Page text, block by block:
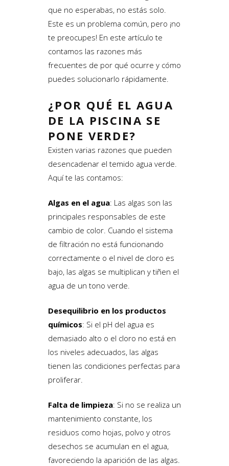
que no esperabas, no estás solo.
Este es un problema común, pero ¡no
te preocupes! En este artículo te
contamos las razones más
frecuentes de por qué ocurre y cómo
puedes solucionarlo rápidamente.
¿POR QUÉ EL AGUA
DE LA PISCINA SE
PONE VERDE?
Existen varias razones que pueden
desencadenar el temido agua verde.
Aquí te las contamos:
Algas en el agua: Las algas son las
principales responsables de este
cambio de color. Cuando el sistema
de filtración no está funcionando
correctamente o el nivel de cloro es
bajo, las algas se multiplican y tiñen el
agua de un tono verde.
Desequilibrio en los productos
químicos: Si el pH del agua es
demasiado alto o el cloro no está en
los niveles adecuados, las algas
tienen las condiciones perfectas para
proliferar.
Falta de limpieza: Si no se realiza un
mantenimiento constante, los
residuos como hojas, polvo y otros
desechos se acumulan en el agua,
favoreciendo la aparición de las algas.